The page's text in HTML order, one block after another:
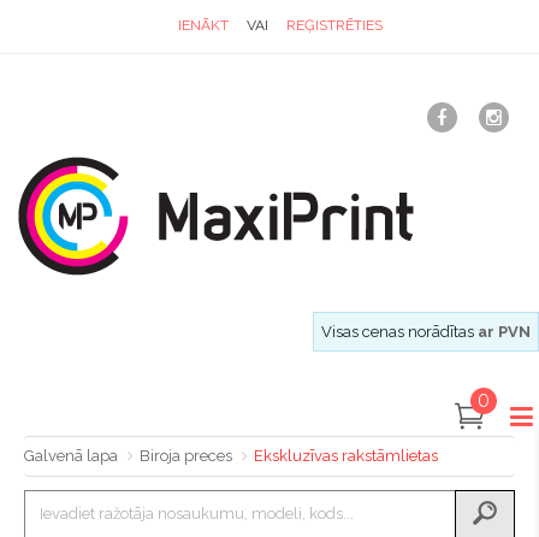
IENĀKT VAI REĢISTRĒTIES
Visas cenas norādītas ar PVN
0
Galvenā lapa Biroja preces Ekskluzīvas rakstāmlietas